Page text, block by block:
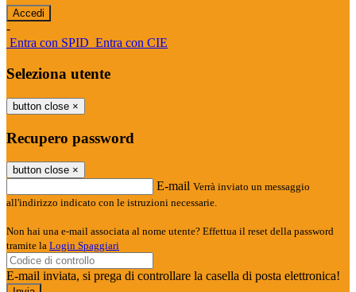
-
Entra con SPID Entra con CIE
Seleziona utente
button close ×
Recupero password
button close ×
E-mail Verrà inviato un messaggio
all'indirizzo indicato con le istruzioni necessarie.
Non hai una e-mail associata al nome utente? Effettua il reset della password
tramite la Login Spaggiari
E-mail inviata, si prega di controllare la casella di posta elettronica!